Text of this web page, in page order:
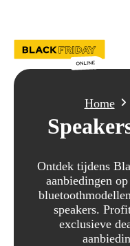
Home
Ontdek tijdens
aanbiedingen
speakers.
exclusieve